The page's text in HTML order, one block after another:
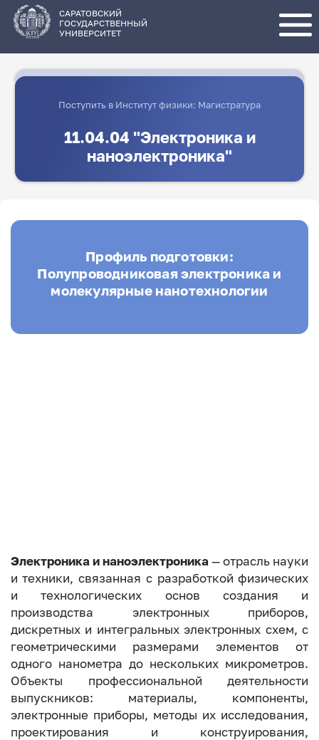
основному
содержанию
САРАТОВСКИЙ
ГОСУДАРСТВЕННЫЙ
УНИВЕРСИТЕТ
Поступить в Институт физики: Магистратура
11.04.04 "Электроника и
наноэлектроника"
Профиль подготовки:
Полупроводниковая электроника и
молекулярные нанотехнологии
Электроника и наноэлектроника— отрасль науки
и техники, связанная с разработкой физических
и технологических основ создания и
производства электронных приборов,
дискретных и интегральных электронных схем, с
геометрическими размерами элементов от
одного нанометра до нескольких микрометров.
Объекты профессиональной деятельности
выпускников: материалы, компоненты,
электронные приборы, методы их исследования,
проектирования и конструирования,